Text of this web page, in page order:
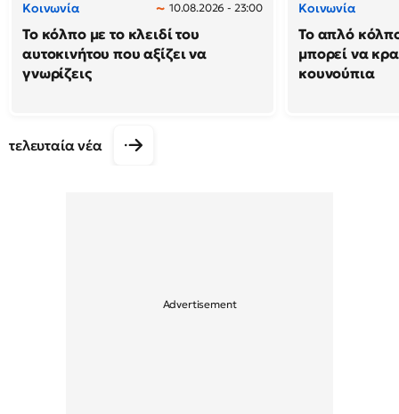
Κοινωνία 10.08.2026 - 23:00
Το κόλπο με το κλειδί του
αυτοκινήτου που αξίζει να
γνωρίζεις
Κοινωνία
Το απλό
μπορεί να
κουνούπια
τελευταία νέα